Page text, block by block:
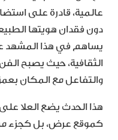
عالمية، قادرة على
يساهم في هذا المشهد
الثقافية، حيث يصبح
والتفاعل مع المكان
هذا الحدث يضع العلا
كموقع عرض، بل كجزء من